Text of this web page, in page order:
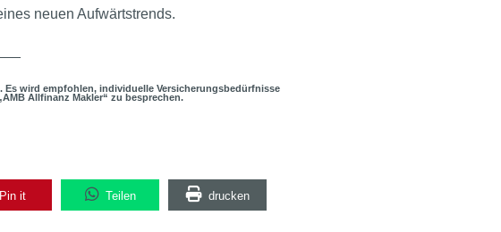
neuen Aufwärtstrends.
wird empfohlen, individuelle Versicherungsbedürfnisse
Allfinanz Makler“ zu besprechen.
Pin it Teilen drucken